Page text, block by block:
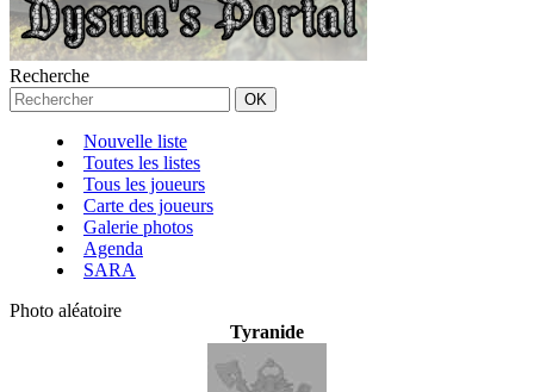
Recherche
Nouvelle liste
Toutes les listes
Tous les joueurs
Carte des joueurs
Galerie photos
Agenda
SARA
Photo aléatoire
Tyranide